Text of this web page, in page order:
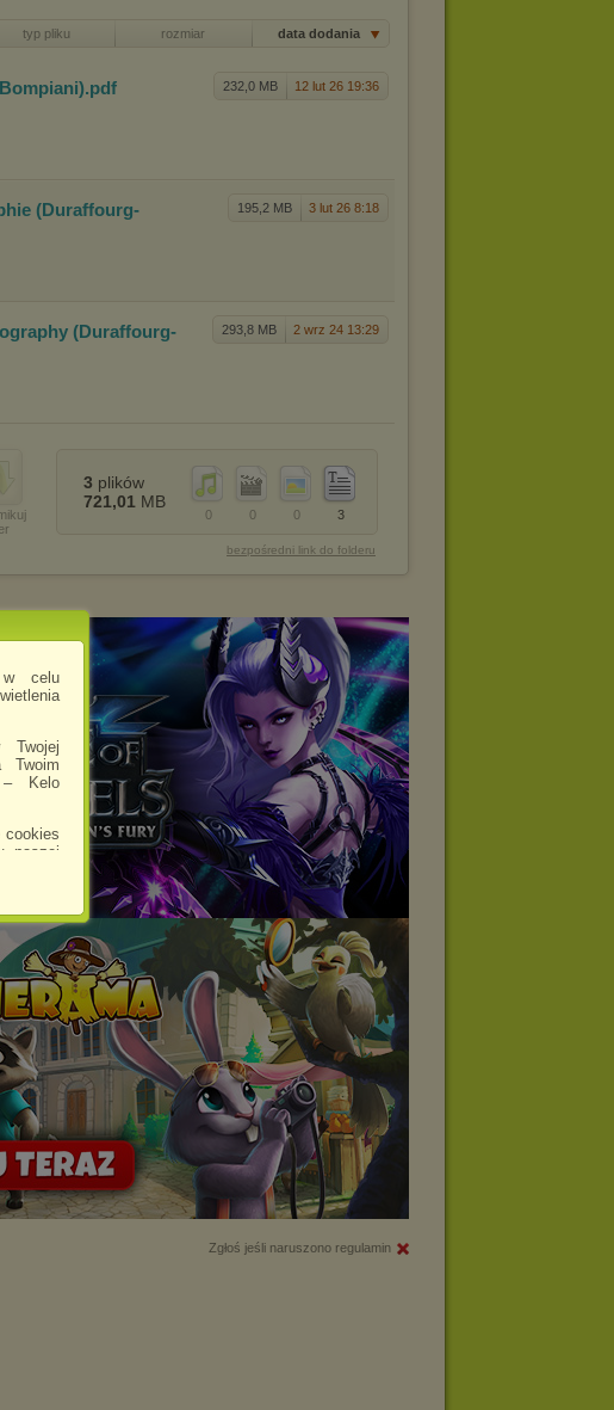
w celu
Twoim
– Kelo
cookies
naszej
może
działań
nie
w
na
typ pliku rozmiar data dodania
232,0 MB 12 lut 26 19:36
.pdf
195,2 MB 3 lut 26 8:18
(Duraffourg-
293,8 MB 2 wrz 24 13:29
(Duraffourg-
3
0
0
0
3 plików
721,01 MB
bezpośredni link do folderu
Zgłoś jeśli naruszono regulamin